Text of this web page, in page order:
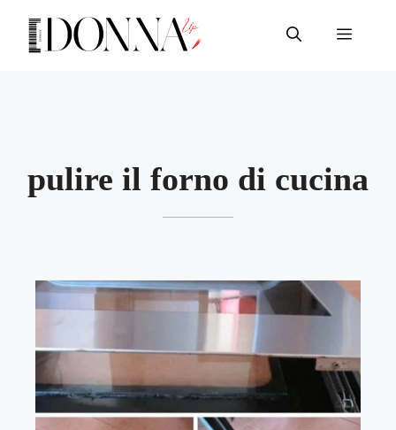
contenuto
Menu
pulire il forno di cucina